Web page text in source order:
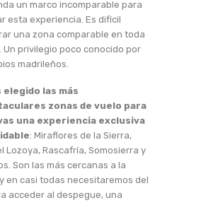
un marco incomparable para
esta experiencia. Es difícil
una zona comparable en toda
Un privilegio poco conocido por
madrileños.
elegido las más
zonas de vuelo para
una experiencia exclusiva
: Miraflores de la Sierra,
Lozoya, Rascafría, Somosierra y
Son las más cercanas a la
en casi todas necesitaremos del
acceder al despegue, una